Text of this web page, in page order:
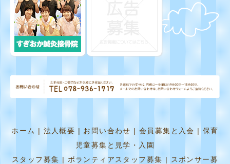
ホーム|法人概要| お問い合わせ|会員募集と入会|保育
児童募集と見学・入園
スタッフ募集 |ボランティアスタッフ募集| スポンサー募